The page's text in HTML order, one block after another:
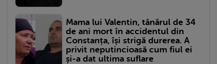
Mama lui Valentin, tânărul de 34
de ani mort în accidentul din
Constanța, își strigă durerea. A
privit neputincioasă cum fiul ei
și-a dat ultima suflare